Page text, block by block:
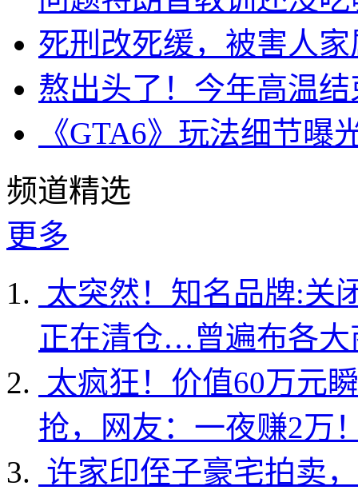
死刑改死缓，被害人
熬出头了！今年高温
《GTA6》玩法细节
频道精选
更多
太突然！知名品牌:关
正在清仓…曾遍布各大
太疯狂！价值60万元
抢，网友：一夜赚2万
许家印侄子豪宅拍卖